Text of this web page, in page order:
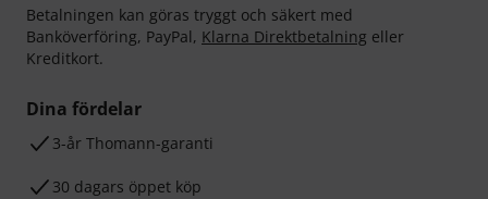
Betalningen kan göras tryggt och säkert med
Banköverföring, PayPal, Klarna Direktbetalning eller
Kreditkort.
Dina fördelar
3-år Thomann-garanti
30 dagars öppet köp